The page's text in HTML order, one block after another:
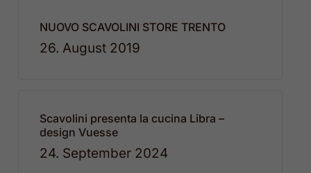
NUOVO SCAVOLINI STORE TRENTO
26. August 2019
Scavolini presenta la cucina Libra –
design Vuesse
24. September 2024